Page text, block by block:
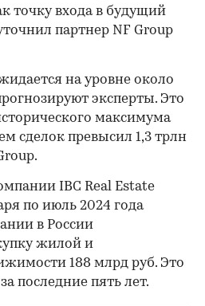
точку входа в будущий
партнер NF Group
на уровне около
эксперты. Это
максимума
сделок превысил 1,3 трлн
IBC Real Estate
по июль 2024 года
в России
жилой и
188 млрд руб. Это
последние пять лет.